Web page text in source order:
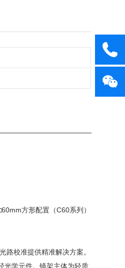
方形配置（C60系列）
路校准提供精准解决方案。
光学元件。镜架主体为轻质